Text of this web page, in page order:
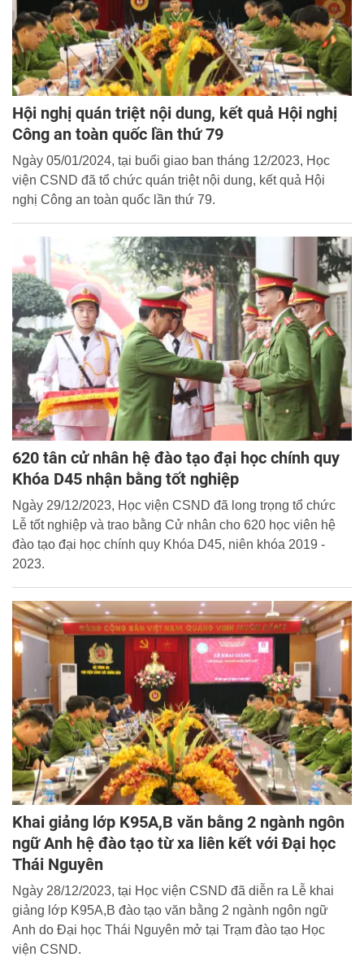
Hội nghị quán triệt nội dung, kết quả Hội nghị
Công an toàn quốc lần thứ 79
Ngày 05/01/2024, tại buổi giao ban tháng 12/2023, Học
viện CSND đã tổ chức quán triệt nội dung, kết quả Hội
nghị Công an toàn quốc lần thứ 79.
620 tân cử nhân hệ đào tạo đại học chính quy
Khóa D45 nhận bằng tốt nghiệp
Ngày 29/12/2023, Học viện CSND đã long trọng tổ chức
Lễ tốt nghiệp và trao bằng Cử nhân cho 620 học viên hệ
đào tạo đại học chính quy Khóa D45, niên khóa 2019 -
2023.
Khai giảng lớp K95A,B văn bằng 2 ngành ngôn
ngữ Anh hệ đào tạo từ xa liên kết với Đại học
Thái Nguyên
Ngày 28/12/2023, tại Học viện CSND đã diễn ra Lễ khai
giảng lớp K95A,B đào tạo văn bằng 2 ngành ngôn ngữ
Anh do Đại học Thái Nguyên mở tại Trạm đào tạo Học
viện CSND.